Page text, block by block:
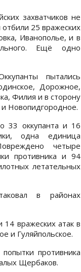
захватчиков не
25 вражеских
Иванополье, и в
Ещё одно
пытались
Дорожное,
Филия и в сторону
Новопидгородное.
33 оккупанта и 16
одна единица
четыре
противника и 94
летательных
в районах
вражеских атак в
и Гуляйпольское.
противника
Щербаков.